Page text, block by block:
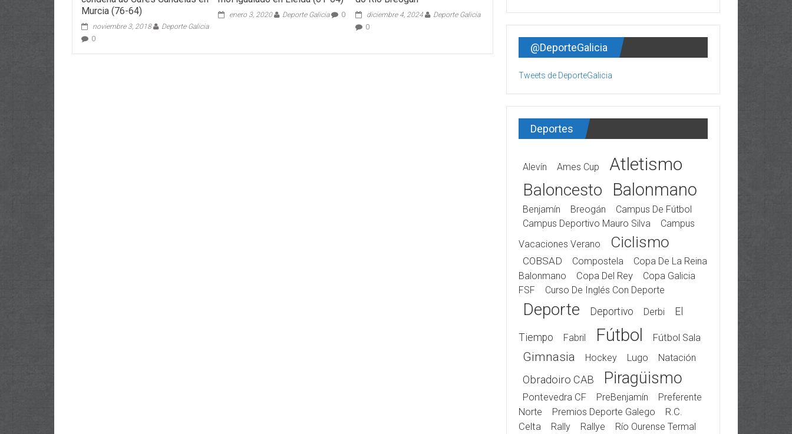
Murcia (76-64)
noviembre 3, 2018
Deporte Galicia
0
enero 3, 2020 Deporte Galicia 0 diciembre 4, 2024
Deporte Galicia
0
@DeporteGalicia
Tweets de DeporteGalicia
Deportes
Alevín Ames Cup Atletismo
Baloncesto Balonmano
Benjamín Breogán
Campus De Fútbol
Campus Deportivo Mauro Silva
Campus
Vacaciones Verano
Ciclismo
COBSAD Compostela
Copa De La Reina
Balonmano
Copa Del Rey
Copa Galicia
FSF
Curso De Inglés Con Deporte
Deporte Deportivo Derbi El
Tiempo Fabril Fútbol Fútbol Sala
Gimnasia Hockey Lugo Natación
Obradoiro CAB Piragüismo
Pontevedra CF PreBenjamín
Preferente
Norte
Premios Deporte Galego
R.C.
Celta
Rally Rallye
Río Ourense Termal